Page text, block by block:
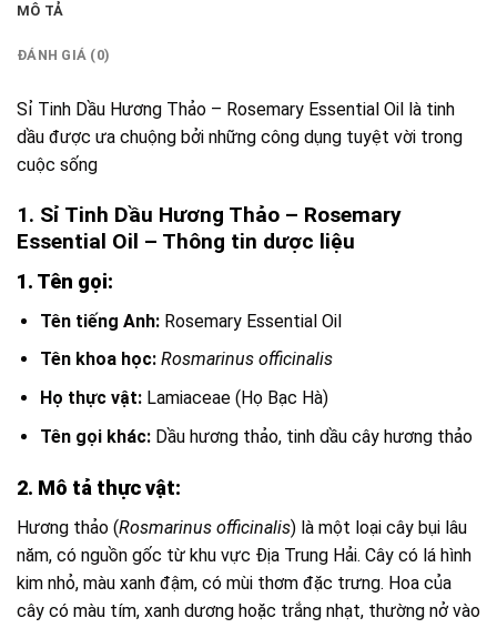
MÔ TẢ
ĐÁNH GIÁ (0)
Sỉ Tinh Dầu Hương Thảo – Rosemary Essential Oil là tinh
dầu được ưa chuộng bởi những công dụng tuyệt vời trong
cuộc sống
1. Sỉ Tinh Dầu Hương Thảo – Rosemary
Essential Oil – Thông tin dược liệu
1. Tên gọi:
Tên tiếng Anh:Rosemary Essential Oil
Tên khoa học: Rosmarinus officinalis
Họ thực vật:Lamiaceae (Họ Bạc Hà)
Tên gọi khác:Dầu hương thảo, tinh dầu cây hương thảo
2. Mô tả thực vật:
Hương thảo (Rosmarinus officinalis) là một loại cây bụi lâu
năm, có nguồn gốc từ khu vực Địa Trung Hải. Cây có lá hình
kim nhỏ, màu xanh đậm, có mùi thơm đặc trưng. Hoa của
cây có màu tím, xanh dương hoặc trắng nhạt, thường nở vào